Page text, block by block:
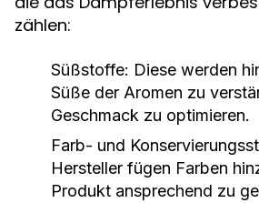
zählen:
Süßstoffe: Diese werden
Süße der Aromen zu
Geschmack zu optimieren.
Farb- und
Hersteller fügen Farben
Produkt ansprechend zu